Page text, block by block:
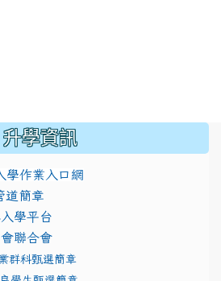
升學資訊
學作業入口網
modules/
道簡章
學平台
聯合會
群科甄選簡章